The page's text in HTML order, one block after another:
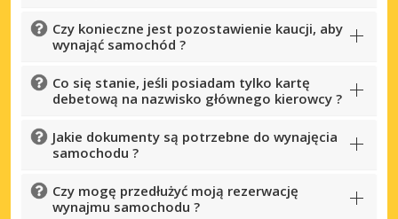
Czy konieczne jest pozostawienie kaucji, aby
wynająć samochód ?
Co się stanie, jeśli posiadam tylko kartę
debetową na nazwisko głównego kierowcy ?
Jakie dokumenty są potrzebne do wynajęcia
samochodu ?
Czy mogę przedłużyć moją rezerwację
wynajmu samochodu ?